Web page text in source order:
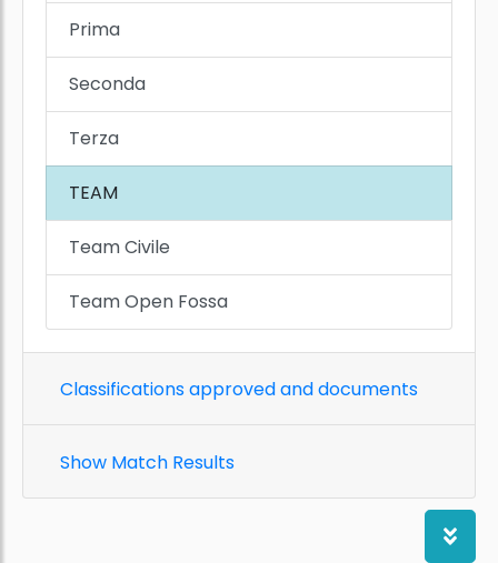
Prima
Seconda
Terza
TEAM
Team Civile
Team Open Fossa
Classifications approved and documents
Show Match Results